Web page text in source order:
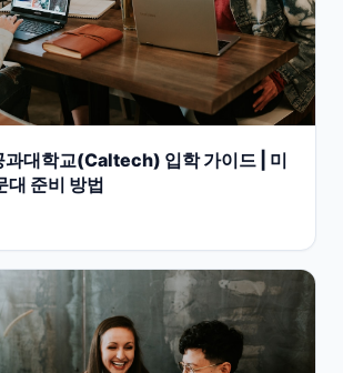
과대학교(Caltech) 입학 가이드 | 미
대 준비 방법